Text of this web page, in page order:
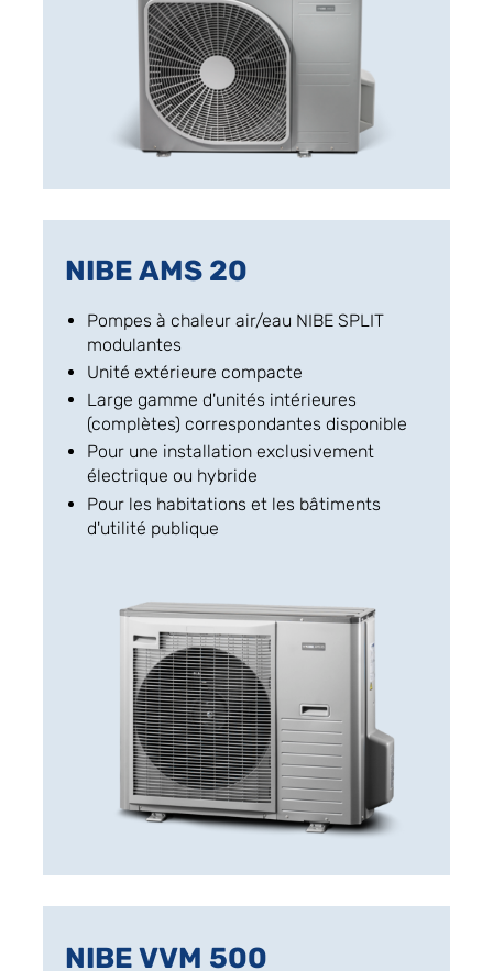
NIBE AMS 20
Pompes à chaleur air/eau NIBE SPLIT
modulantes
Unité extérieure compacte
Large gamme d'unités intérieures
(complètes) correspondantes disponible
Pour une installation exclusivement
électrique ou hybride
Pour les habitations et les bâtiments
d'utilité publique
NIBE VVM 500